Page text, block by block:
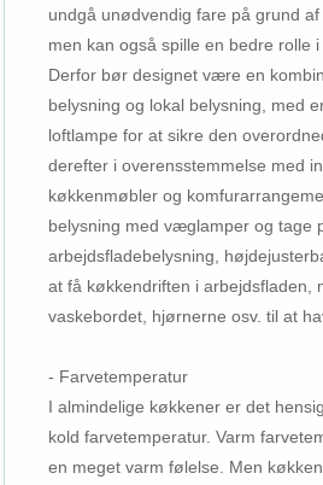
undgå unødvendig fare på grund
men kan også spille en bedre rolle i
Derfor bør designet være en
belysning og lokal belysning, med
loftlampe for at sikre den
derefter i overensstemmelse med
køkkenmøbler og
belysning med væglamper og tage
arbejdsfladebelysning,
at få køkkendriften i arbejdsfladen,
vaskebordet, hjørnerne osv. til at
- Farvetemperatur
I almindelige køkkener er det
kold farvetemperatur. Varm
en meget varm følelse. Men